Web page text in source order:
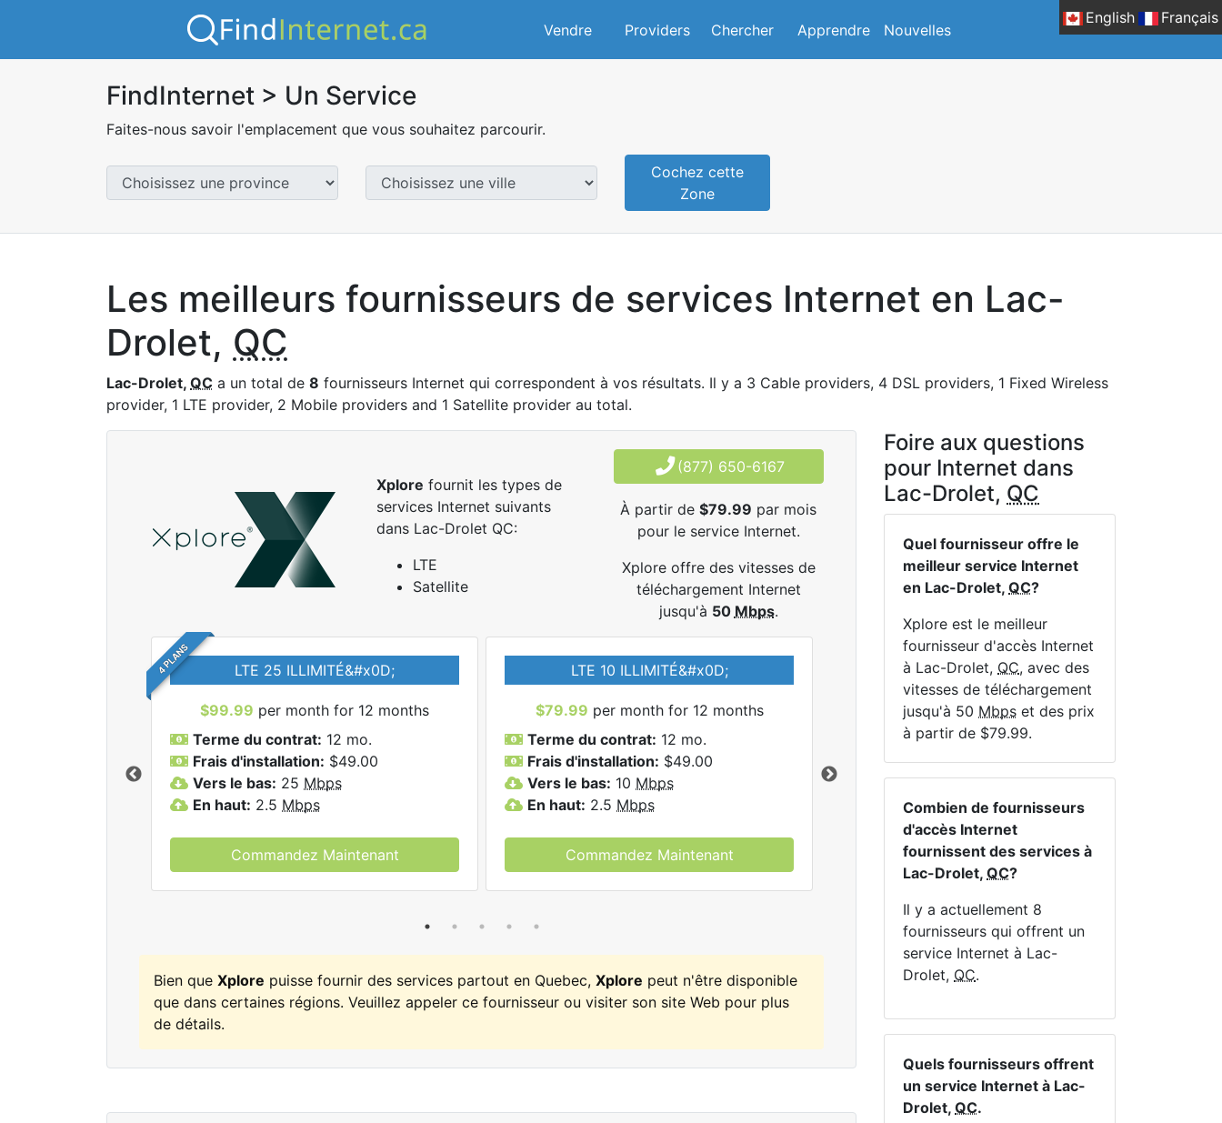
English Français
Vendre Providers Chercher Apprendre Nouvelles
FindInternet > Un Service
Faites-nous savoir l'emplacement que vous souhaitez parcourir.
Cochez cette
Zone
Les meilleurs fournisseurs de services Internet en Lac-
Drolet, QC
Lac-Drolet, QC a un total de 8 fournisseurs Internet qui correspondent à vos résultats. Il y a 3 Cable providers, 4 DSL providers, 1 Fixed Wireless
provider, 1 LTE provider, 2 Mobile providers and 1 Satellite provider au total.
Xplore fournit les types de
services Internet suivants
dans Lac-Drolet QC:
LTE
Satellite
(877) 650-6167
À partir de$79.99 par mois
pour le service Internet.
Xplore offre des vitesses de
téléchargement Internet
jusqu'à 50 Mbps.
4 PLANS LTE 25 ILLIMITÉ&#x0D;
$99.99 per month for 12 months
Terme du contrat: 12 mo.
Frais d'installation: $49.00
Vers le bas: 25 Mbps
En haut: 2.5 Mbps
Commandez Maintenant
LTE 10 ILLIMITÉ&#x0D;
$79.99 per month for 12 months
Terme du contrat: 12 mo.
Frais d'installation: $49.00
Vers le bas: 10 Mbps
En haut: 2.5 Mbps
Commandez Maintenant
Sat 25
$119.99per month for 12 months
Terme du contrat:12 mo.
Frais d'installation:$49.00
Limite de données:200GB
Vers le bas:25Mbps
En haut:1Mbps
Commandez Maintenant
Bien que Xplore puisse fournir des services partout en Quebec, Xplore peut n'être disponible
que dans certaines régions. Veuillez appeler ce fournisseur ou visiter son site Web pour plus
de détails.
Foire aux questions
pour Internet dans
Lac-Drolet, QC
Quel fournisseur offre le
meilleur service Internet
en Lac-Drolet, QC?
Xplore est le meilleur
fournisseur d'accès Internet
à Lac-Drolet, QC, avec des
vitesses de téléchargement
jusqu'à 50 Mbps et des prix
à partir de $79.99.
Combien de fournisseurs
d'accès Internet
fournissent des services à
Lac-Drolet, QC?
Il y a actuellement 8
fournisseurs qui offrent un
service Internet à Lac-
Drolet, QC.
Quels fournisseurs offrent
un service Internet à Lac-
Drolet, QC.